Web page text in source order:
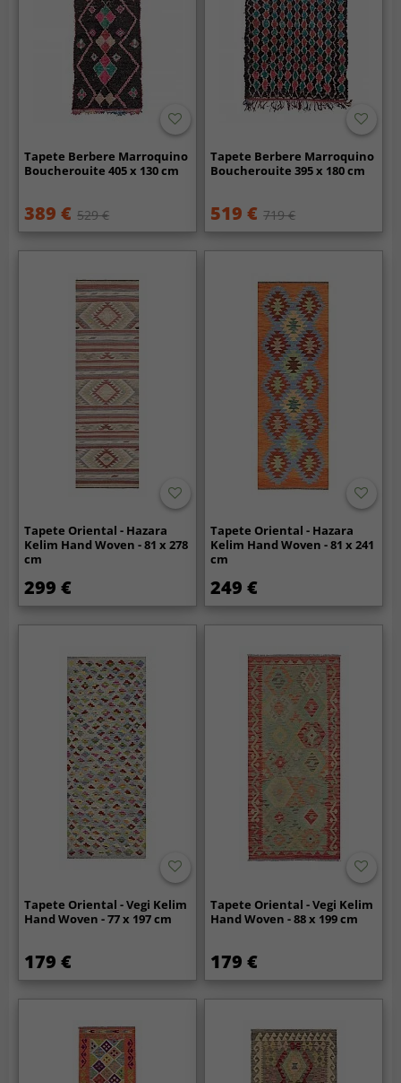
Tapete Berbere Marroquino
Boucherouite 405 x 130 cm
389 € 529 €
Tapete Berbere Marroquino
Boucherouite 395 x 180 cm
519 € 719 €
Tapete Oriental - Hazara
Kelim Hand Woven - 81 x 278
cm
299 €
Tapete Oriental - Hazara
Kelim Hand Woven - 81 x 241
cm
249 €
Tapete Oriental - Vegi Kelim
Hand Woven - 77 x 197 cm
179 €
Tapete Oriental - Vegi Kelim
Hand Woven - 88 x 199 cm
179 €